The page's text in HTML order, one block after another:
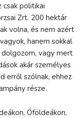
csak politikai
Zrt. 200 hektár
volna, és nem azért
hanem sokkal
vagy mert
akár személyes
erről szólnak, ehhez
része.
Óföldeákon,